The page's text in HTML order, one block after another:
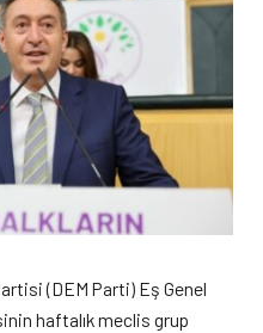
(DEM Parti) Eş Genel
haftalık meclis grup